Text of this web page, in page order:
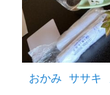
おかみ ササキ